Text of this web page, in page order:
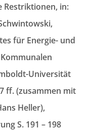
Restriktionen, in:
für Energie- und
Universität
ff. (zusammen mit
Heller),
S. 191 – 198